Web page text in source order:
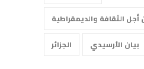
الثقافة والديمقراطية
الجزائر
بيان الأرسيدي